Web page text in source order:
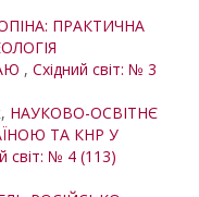
ПРАКТИЧНА
, Східний світ: № 3
НАУКОВО-ОСВІТНЄ
ТА КНР У
світ: № 4 (113)